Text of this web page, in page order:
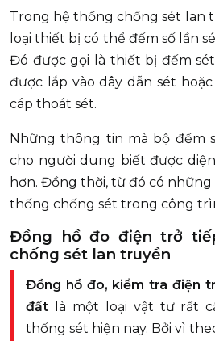
Trong hệ thống chống sét lan
loại thiết bị có thể đếm số lần
Đó được gọi là thiết bị đếm
được lắp vào dây dẫn sét
cáp thoát sét.
Những thông tin mà bộ đếm
cho người dung biết được
hơn. Đồng thời, từ đó có
thống chống sét trong công
Đồng hồ đo điện trở
chống sét lan truyền
Đồng hồ đo, kiểm tra điện
đất là một loại vật tư rất
thống sét hiện nay. Bởi vì